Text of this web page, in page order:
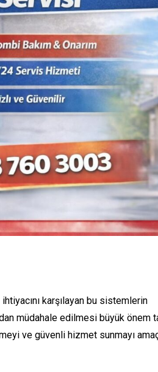
karşılayan bu sistemlerin
müdahale edilmesi büyük önem
ve güvenli hizmet sunmayı